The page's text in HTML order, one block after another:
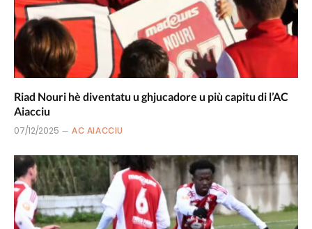
Riad Nouri hè diventatu u ghjucadore u più capitu di l’AC
Aiacciu
07/12/2025 AC AIACCIU